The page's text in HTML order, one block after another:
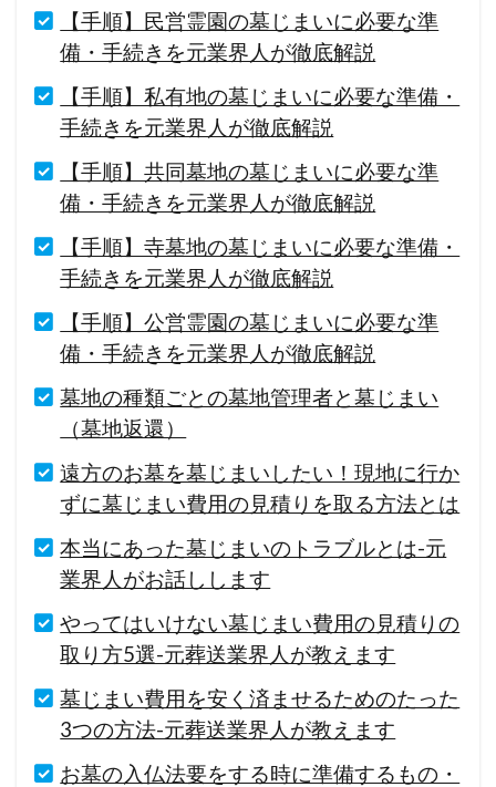
【手順】民営霊園の墓じまいに必要な準
備・手続きを元業界人が徹底解説
【手順】私有地の墓じまいに必要な準備・
手続きを元業界人が徹底解説
【手順】共同墓地の墓じまいに必要な準
備・手続きを元業界人が徹底解説
【手順】寺墓地の墓じまいに必要な準備・
手続きを元業界人が徹底解説
【手順】公営霊園の墓じまいに必要な準
備・手続きを元業界人が徹底解説
墓地の種類ごとの墓地管理者と墓じまい
（墓地返還）
遠方のお墓を墓じまいしたい！現地に行か
ずに墓じまい費用の見積りを取る方法とは
本当にあった墓じまいのトラブルとは-元
業界人がお話しします
やってはいけない墓じまい費用の見積りの
取り方5選-元葬送業界人が教えます
墓じまい費用を安く済ませるためのたった
3つの方法-元葬送業界人が教えます
お墓の入仏法要をする時に準備するもの・